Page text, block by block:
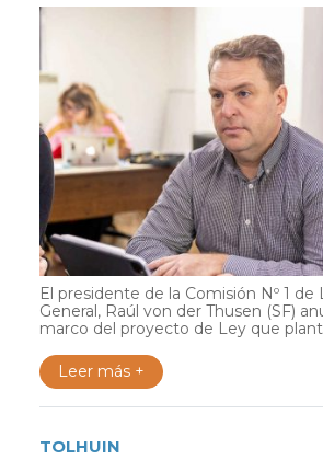
El presidente de la Comisión Nº 1 de
General, Raúl von der Thusen (SF)
marco del proyecto de Ley que
Leer más +
TOLHUIN